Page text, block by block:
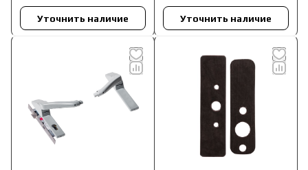
Уточнить наличие Уточнить наличие